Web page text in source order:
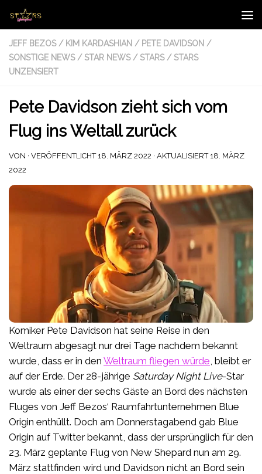
Zum Inhalt springen
JEFF BEZOS / KIM KARDASHIAN / PETE DAVIDSON /
SONSTIGE NEWS / STAR NEWS / STARS / STARS
UNZENSIERT
Pete Davidson zieht sich vom
Flug ins Weltall zurück
VON · VERÖFFENTLICHT 18. MÄRZ 2022 · AKTUALISIERT 18. MÄRZ
2022
Komiker Pete Davidson hat seine Reise in den
Weltraum abgesagt nur drei Tage nachdem bekannt
wurde, dass er in den Weltraum fliegen würde , bleibt er
auf der Erde. Der 28-jährige Saturday Night Live-Star
wurde als einer der sechs Gäste an Bord des nächsten
Fluges von Jeff Bezos‘ Raumfahrtunternehmen Blue
Origin enthüllt. Doch am Donnerstagabend gab Blue
Origin auf Twitter bekannt, dass der ursprünglich für den
23. März geplante Flug von New Shepard nun am 29.
März stattfinden wird und Davidson nicht an Bord sein